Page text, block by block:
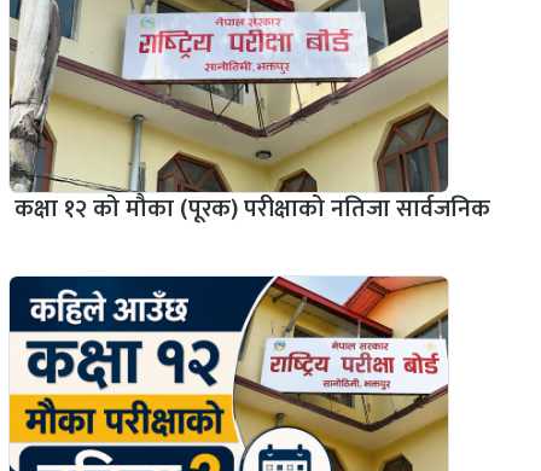
कक्षा १२ को मौका (पूरक) परीक्षाको नतिजा सार्वजनिक